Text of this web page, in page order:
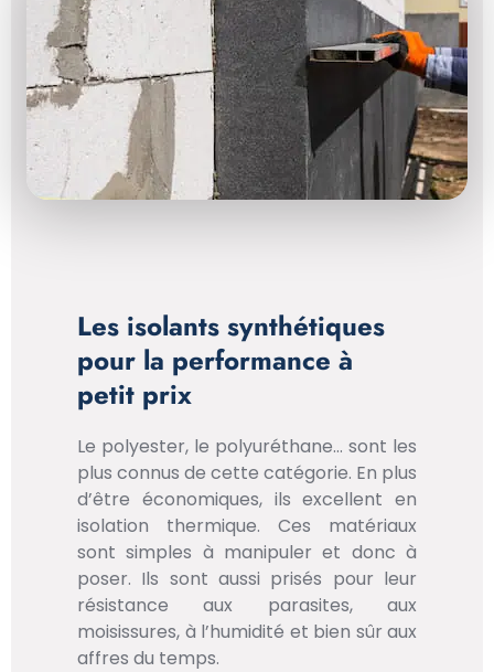
Les isolants synthétiques
pour la performance à
petit prix
Le polyester, le polyuréthane… sont les
plus connus de cette catégorie. En plus
d’être économiques, ils excellent en
isolation thermique. Ces matériaux
sont simples à manipuler et donc à
poser. Ils sont aussi prisés pour leur
résistance aux parasites, aux
moisissures, à l’humidité et bien sûr aux
affres du temps.